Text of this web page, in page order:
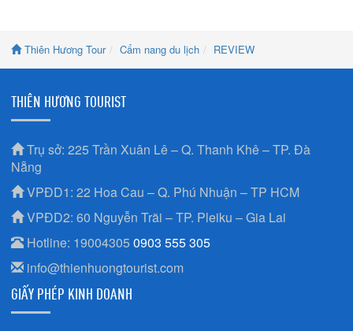
Thiên Hương Tour Cẩm nang du lịch REVIEW
THIÊN HƯƠNG TOURIST
Trụ sở: 225 Trần Xuân Lê – Q. Thanh Khê – TP. Đà
Nẵng
VPĐD1: 22 Hoa Cau – Q. Phú Nhuận – TP HCM
VPĐD2: 60 Nguyễn Trãi – TP. Pleiku – Gia Lai
Hotline: 190043050903 555 305
info@thienhuongtourist.com
GIẤY PHÉP KINH DOANH